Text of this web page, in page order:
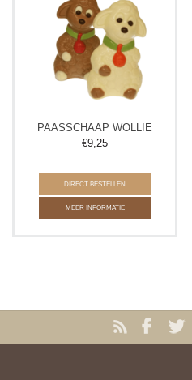
PAASSCHAAP WOLLIE
€9,25
DIRECT BESTELLEN
MEER INFORMATIE